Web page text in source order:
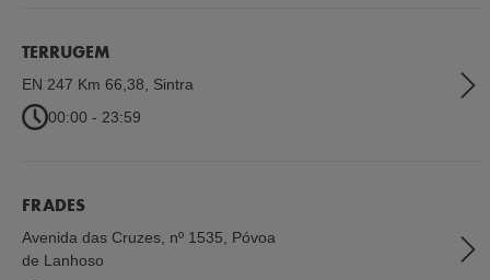
TERRUGEM
EN 247 Km 66,38
Sintra
00:00 - 23:59
FRADES
Avenida das Cruzes, nº 1535
Póvoa
de Lanhoso